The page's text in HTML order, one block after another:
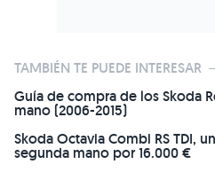
TAMBIÉN TE PUEDE INTERESAR
Guía de compra de los Skoda
mano (2006-2015)
Skoda Octavia Combi RS TDI,
segunda mano por 16.000 €